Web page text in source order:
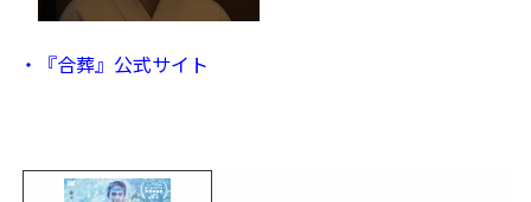
・『合葬』公式サイト